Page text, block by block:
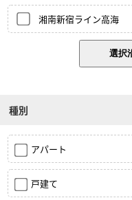
湘南新宿ライン高海
種別
アパート
戸建て